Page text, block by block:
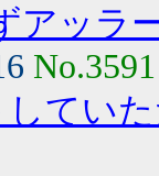
アッラ
No.3591
してい